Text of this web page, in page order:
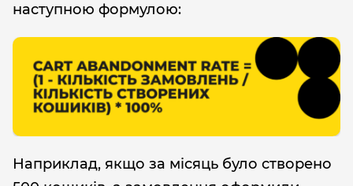
наступною формулою:
Наприклад, якщо за місяць було створено